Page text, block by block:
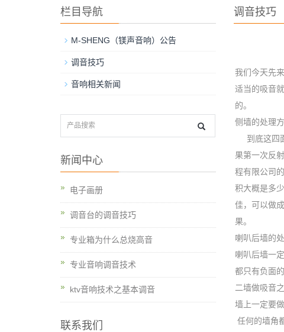
调音技巧
我们今天先
适当的吸音
的。
侧墙的处理
到底这四面
果第一次反
程有限公司
积大概是多
佳，可以做
果。
喇叭后墙的
喇叭后墙一
都只有负面
二墙做吸音
墙上一定要
任何的墙角
栏目导航
M-SHENG（镁声音响）公告
调音技巧
音响相关新闻
新闻中心
电子画册
调音台的调音技巧
专业箱为什么总烧高音
专业音响调音技术
ktv音响技术之基本调音
联系我们